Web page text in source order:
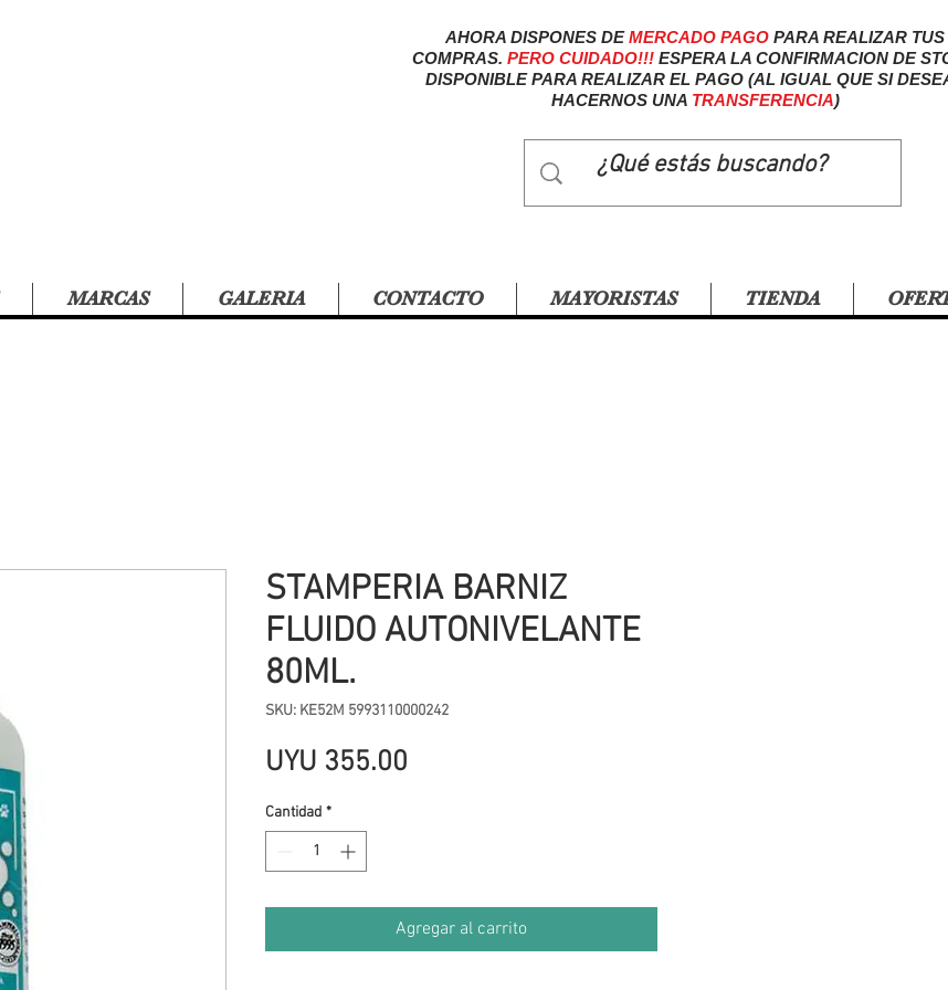
AHORA DISPONES DEMERCADO PAGO PARA REALIZAR TUS
COMPRAS. PERO CUIDADO!!!ESPERA LA CONFIRMACION DE
DISPONIBLE PARA REALIZAR EL PAGO (AL IGUAL QUE SI
HACERNOS UNA TRANSFERENCIA)
MARCAS GALERIA CONTACTO MAYORISTAS TIENDA
STAMPERIA BARNIZ
FLUIDO AUTONIVELANTE
80ML.
SKU: KE52M 5993110000242
UYU 355.00
Cantidad *
Agregar al carrito